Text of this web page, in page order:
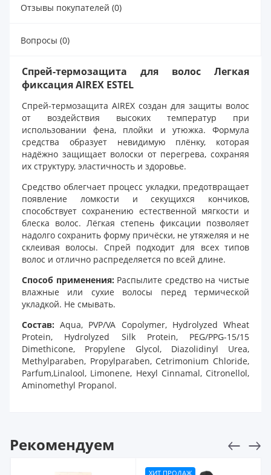
Отзывы покупателей (0)
Вопросы (0)
Спрей-термозащита для волос Легкая
фиксация AIREX ESTEL
Спрей-термозащита AIREX создан для защиты волос
от воздействия высоких температур при
использовании фена, плойки и утюжка. Формула
средства образует невидимую плёнку, которая
надёжно защищает волоски от перегрева, сохраняя
их структуру, эластичность и здоровье.
Средство облегчает процесс укладки, предотвращает
появление ломкости и секущихся кончиков,
способствует сохранению естественной мягкости и
блеска волос. Лёгкая степень фиксации позволяет
надолго сохранить форму причёски, не утяжеляя и не
склеивая волосы. Спрей подходит для всех типов
волос и отлично распределяется по всей длине.
Способ применения: Распылите средство на чистые
влажные или сухие волосы перед термической
укладкой. Не смывать.
Состав: Aqua, PVP/VA Copolymer, Hydrolyzed Wheat
Protein, Hydrolyzed Silk Protein, PEG/PPG-15/15
Dimethicone, Propylene Glycol, Diazolidinyl Urea,
Methylparaben, Propylparaben, Cetrimonium Chloride,
Parfum,Linalool, Limonene, Hexyl Cinnamal, Citronellol,
Aminomethyl Propanol.
Рекомендуем
ХИТ ПРОДАЖ